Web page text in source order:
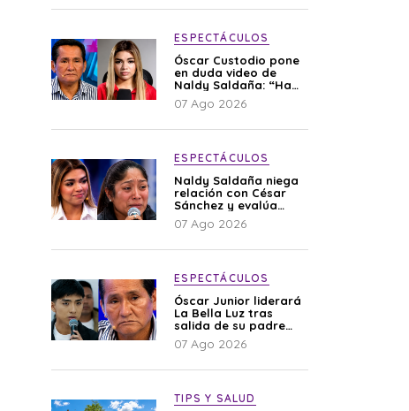
ESPECTÁCULOS
Óscar Custodio pone
en duda video de
Naldy Saldaña: “Hay
cosas que de repente
se han editado”
07 Ago 2026
ESPECTÁCULOS
Naldy Saldaña niega
relación con César
Sánchez y evalúa
denunciar a su
esposa: “Es una
07 Ago 2026
ESPECTÁCULOS
Óscar Junior liderará
La Bella Luz tras
salida de su padre
por polémica con
Naldy Saldaña
07 Ago 2026
TIPS Y SALUD